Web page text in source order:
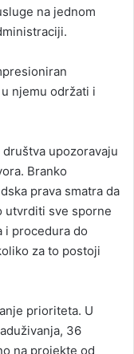
na jednom
njemu održati i
upozoravaju
Branko
prava smatra da
utvrditi sve sporne
i procedura do
za to postoji
prioriteta. U
36
na projekte od